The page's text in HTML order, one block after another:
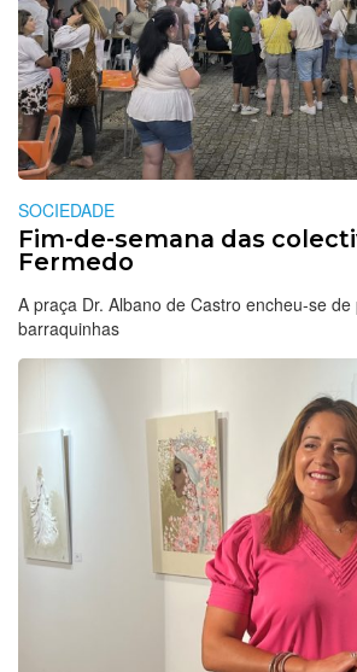
SOCIEDADE
Fim-de-semana das
Fermedo
A praça Dr. Albano de Castro encheu-se
barraquinhas